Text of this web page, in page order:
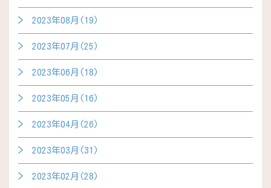
2023年08月(19)
2023年07月(25)
2023年06月(18)
2023年05月(16)
2023年04月(26)
2023年03月(31)
2023年02月(28)